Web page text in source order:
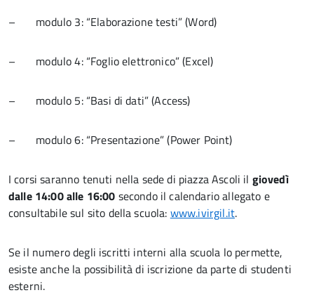
– modulo 3: “Elaborazione testi” (Word)
– modulo 4: “Foglio elettronico” (Excel)
– modulo 5: “Basi di dati” (Access)
– modulo 6: “Presentazione” (Power Point)
I corsi saranno tenuti nella sede di piazza Ascoli il giovedì
dalle 14:00 alle 16:00 secondo il calendario allegato e
consultabile sul sito della scuola: www.ivirgil.it.
Se il numero degli iscritti interni alla scuola lo permette,
esiste anche la possibilità di iscrizione da parte di studenti
esterni.